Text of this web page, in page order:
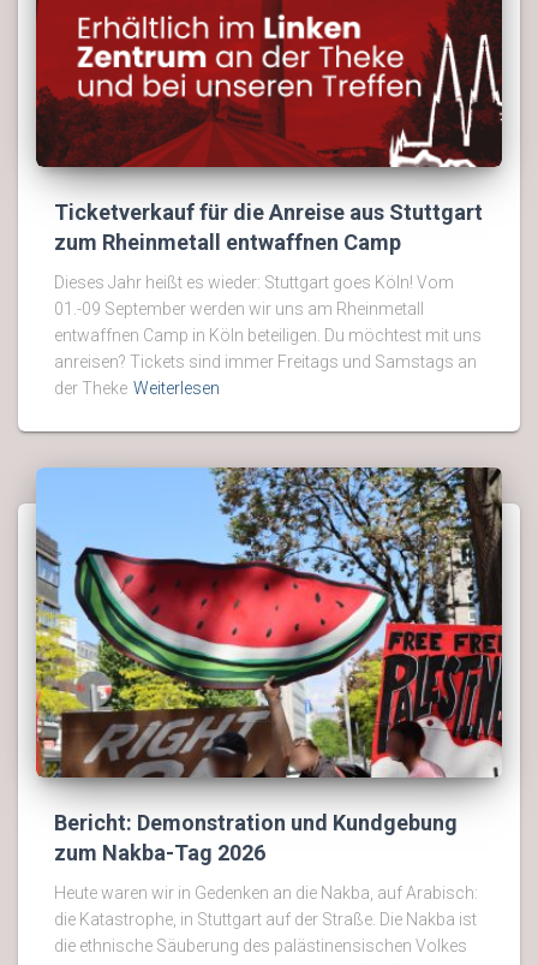
Ticketverkauf für die Anreise aus Stuttgart
zum Rheinmetall entwaffnen Camp
Dieses Jahr heißt es wieder: Stuttgart goes Köln! Vom
01.-09 September werden wir uns am Rheinmetall
entwaffnen Camp in Köln beteiligen. Du möchtest mit uns
anreisen? Tickets sind immer Freitags und Samstags an
der Theke Weiterlesen
Bericht: Demonstration und Kundgebung
zum Nakba-Tag 2026
Heute waren wir in Gedenken an die Nakba, auf Arabisch:
die Katastrophe, in Stuttgart auf der Straße. Die Nakba ist
die ethnische Säuberung des palästinensischen Volkes